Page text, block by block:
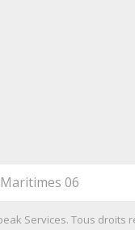
06
Services. Tous droits